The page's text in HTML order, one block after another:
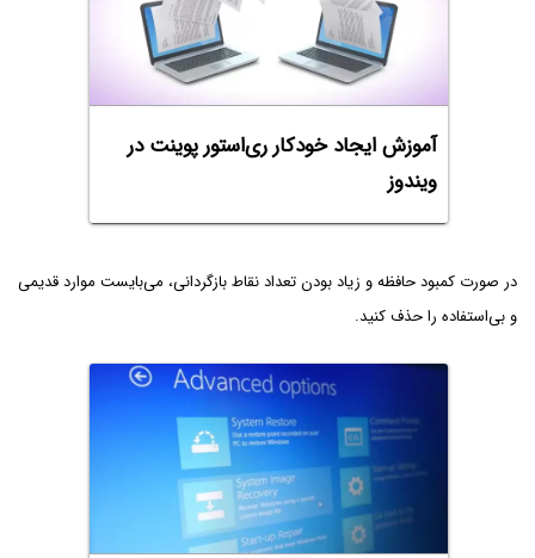
آموزش ایجاد خودکار ری‌استور پوینت در
ویندوز
در صورت کمبود حافظه و زیاد بودن تعداد نقاط بازگردانی، می‌بایست موارد قدیمی
و بی‌استفاده را حذف کنید.